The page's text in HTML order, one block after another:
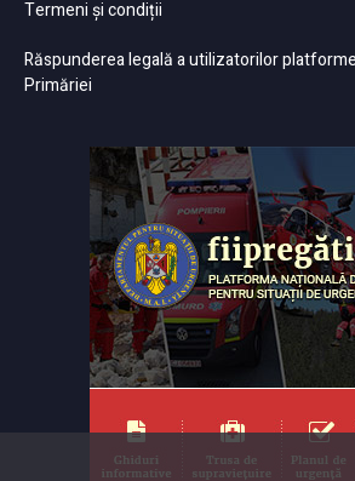
Termeni și condiții
Răspunderea legală a utilizatorilor
Primăriei